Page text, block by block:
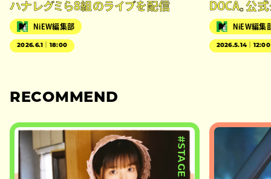
ハナレグミら8組のライブを配信
NiEW編集部
2026.6.1｜18:00
DOCA。公
NiEW編集
2026.5.14｜12:00
RECOMMEND
#STAGE